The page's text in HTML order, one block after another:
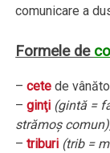
comunicare a
Formele de
–cete de
–ginţi (gintă =
strămoş
–triburi (trib =